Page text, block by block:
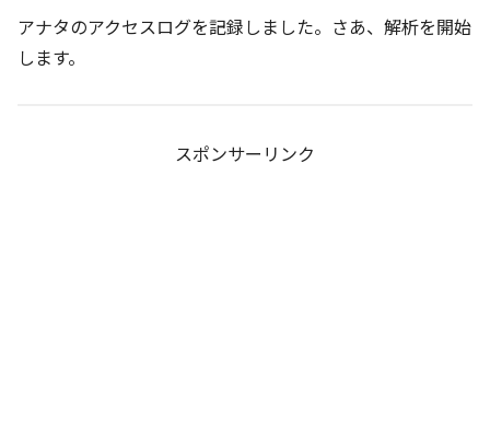
アナタのアクセスログを記録しました。さあ、解析を開始
します。
スポンサーリンク